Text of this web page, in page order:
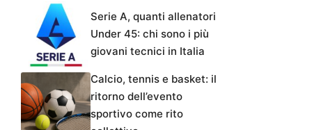
Serie A, quanti allenatori
Under 45: chi sono i più
giovani tecnici in Italia
Calcio, tennis e basket: il
ritorno dell’evento
sportivo come rito